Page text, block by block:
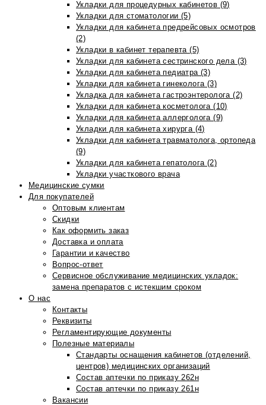
Укладки для процедурных кабинетов (9)
Укладки для стоматологии (5)
Укладки для кабинета предрейсовых осмотров
(2)
Укладки в кабинет терапевта (5)
Укладки для кабинета сестринского дела (3)
Укладки для кабинета педиатра (3)
Укладки для кабинета гинеколога (3)
Укладка для кабинета гастроэнтеролога (2)
Укладки для кабинета косметолога (10)
Укладки для кабинета аллерголога (9)
Укладки для кабинета хирурга (4)
Укладки для кабинета травматолога, ортопеда
(9)
Укладки для кабинета гепатолога (2)
Укладки участкового врача
Медицинские сумки
Для покупателей
Оптовым клиентам
Скидки
Как оформить заказ
Доставка и оплата
Гарантии и качество
Вопрос-ответ
Сервисное обслуживание медицинских укладок:
замена препаратов с истекшим сроком
О нас
Контакты
Реквизиты
Регламентирующие документы
Полезные материалы
Стандарты оснащения кабинетов (отделений,
центров) медицинских организаций
Состав аптечки по приказу 262н
Состав аптечки по приказу 261н
Вакансии